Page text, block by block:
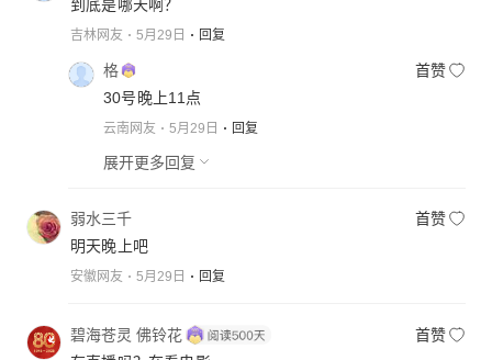
到底是哪天啊？
吉林网友 5月29日 回复
格
首赞
30号晚上11点
云南网友 5月29日 回复
展开更多回复
弱水三千
首赞
明天晚上吧
安徽网友 5月29日 回复
碧海苍灵 佛铃花
首赞